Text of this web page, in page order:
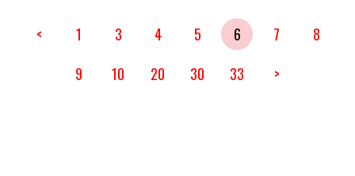
< 1 3 4 5 6 7
8
9
10 20 30 33 >